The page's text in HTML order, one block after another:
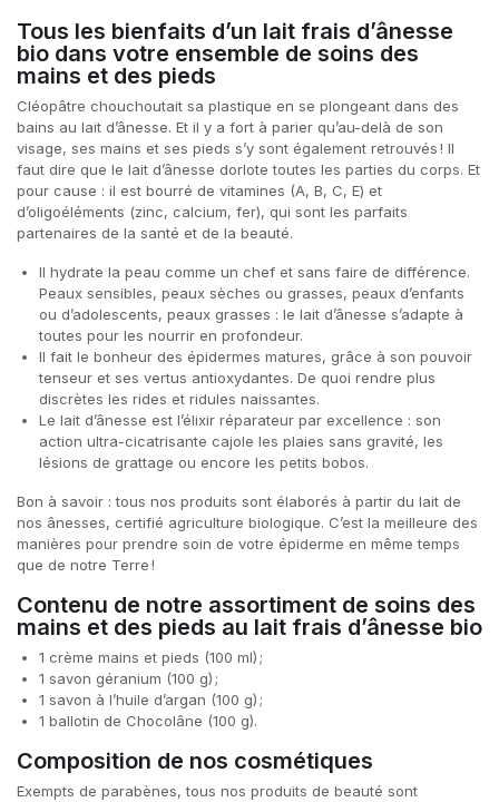
Tous les bienfaits d’un lait frais d’ânesse
bio dans votre ensemble de soins des
mains et des pieds
Cléopâtre chouchoutait sa plastique en se plongeant dans des
bains au lait d’ânesse. Et il y a fort à parier qu’au-delà de son
visage, ses mains et ses pieds s’y sont également retrouvés ! Il
faut dire que le lait d’ânesse dorlote toutes les parties du corps. Et
pour cause : il est bourré de vitamines (A, B, C, E) et
d’oligoéléments (zinc, calcium, fer), qui sont les parfaits
partenaires de la santé et de la beauté.
Il hydrate la peau comme un chef et sans faire de différence.
Peaux sensibles, peaux sèches ou grasses, peaux d’enfants
ou d’adolescents, peaux grasses : le lait d’ânesse s’adapte à
toutes pour les nourrir en profondeur.
Il fait le bonheur des épidermes matures, grâce à son pouvoir
tenseur et ses vertus antioxydantes. De quoi rendre plus
discrètes les rides et ridules naissantes.
Le lait d’ânesse est l’élixir réparateur par excellence : son
action ultra-cicatrisante cajole les plaies sans gravité, les
lésions de grattage ou encore les petits bobos.
Bon à savoir : tous nos produits sont élaborés à partir du lait de
nos ânesses, certifié agriculture biologique. C’est la meilleure des
manières pour prendre soin de votre épiderme en même temps
que de notre Terre !
Contenu de notre assortiment de soins des
mains et des pieds au lait frais d’ânesse bio
1 crème mains et pieds (100 ml) ;
1 savon géranium (100 g) ;
1 savon à l’huile d’argan (100 g) ;
1 ballotin de Chocolâne (100 g).
Composition de nos cosmétiques
Exempts de parabènes, tous nos produits de beauté sont